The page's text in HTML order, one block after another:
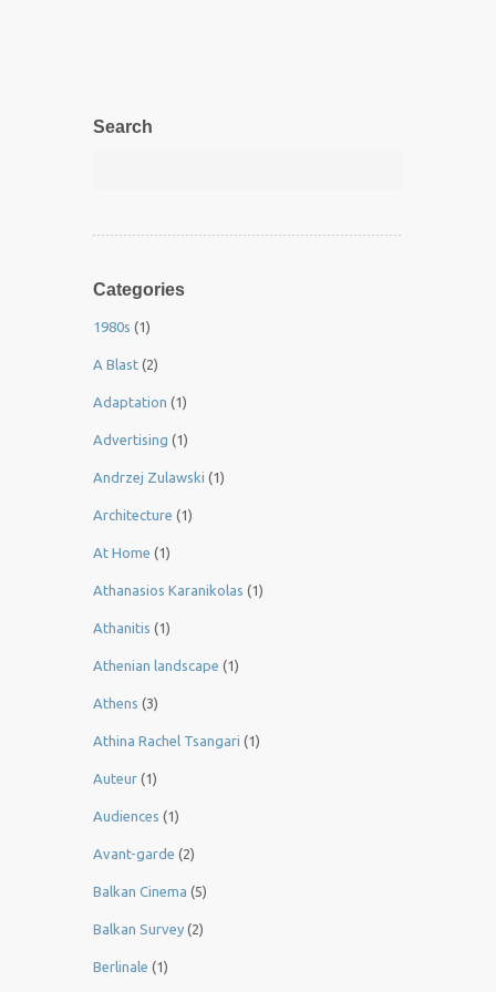
Search
Categories
1980s (1)
A Blast (2)
Adaptation (1)
Advertising (1)
Andrzej Zulawski (1)
Architecture (1)
At Home (1)
Athanasios Karanikolas (1)
Athanitis (1)
Athenian landscape (1)
Athens (3)
Athina Rachel Tsangari (1)
Auteur (1)
Audiences (1)
Avant-garde (2)
Balkan Cinema (5)
Balkan Survey (2)
Berlinale (1)